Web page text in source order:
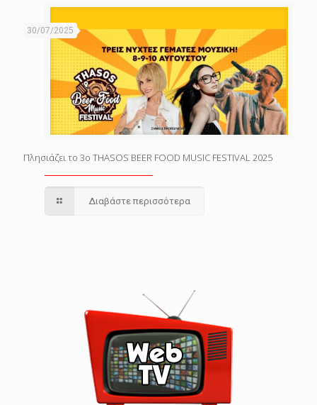
30/07/2025
Πλησιάζει το 3o THASOS BEER FOOD MUSIC FESTIVAL 2025
Διαβάστε περισσότερα